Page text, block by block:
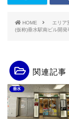
HOME エリア
(仮称)垂水駅南ビル開
関連記事
垂水